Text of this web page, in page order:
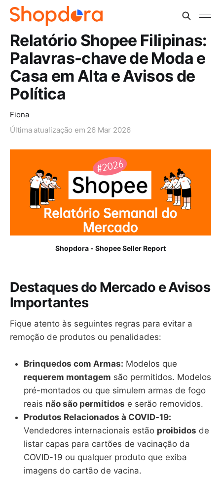
Relatório Shopee Filipinas:
Palavras-chave de Moda e
Casa em Alta e Avisos de
Política
Fiona
Última atualização em 26 Mar 2026
Shopdora - Shopee Seller Report
Destaques do Mercado e Avisos
Importantes
Fique atento às seguintes regras para evitar a
remoção de produtos ou penalidades:
Brinquedos com Armas: Modelos que
requerem montagem são permitidos. Modelos
pré-montados ou que simulem armas de fogo
reais não são permitidos e serão removidos.
Produtos Relacionados à COVID-19:
Vendedores internacionais estão proibidos de
listar capas para cartões de vacinação da
COVID-19 ou qualquer produto que exiba
imagens do cartão de vacina.